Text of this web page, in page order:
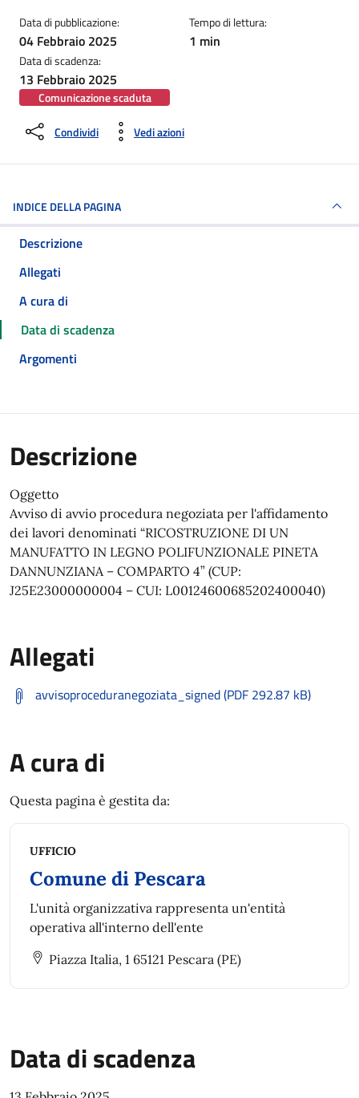
Data di pubblicazione:
04 Febbraio 2025
Data di scadenza:
13 Febbraio 2025
Comunicazione scaduta
Tempo di lettura:
1 min
Condividi Vedi azioni
INDICE DELLA PAGINA
Descrizione
Allegati
A cura di
Data di scadenza
Argomenti
Descrizione
Oggetto
Avviso di avvio procedura negoziata per l'affidamento
dei lavori denominati “RICOSTRUZIONE DI UN
MANUFATTO IN LEGNO POLIFUNZIONALE PINETA
DANNUNZIANA – COMPARTO 4” (CUP:
J25E23000000004 – CUI: L00124600685202400040)
Allegati
avvisoproceduranegoziata_signed (PDF 292.87 kB)
A cura di
Questa pagina è gestita da:
UFFICIO
Comune di Pescara
L'unità organizzativa rappresenta un'entità
operativa all'interno dell'ente
Piazza Italia, 1 65121 Pescara (PE)
Data di scadenza